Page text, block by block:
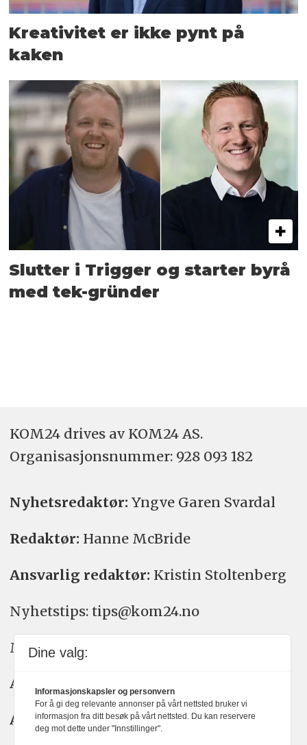
Kreativitet er ikke pynt på
kaken
Slutter i Trigger og starter byrå
med tek-gründer
KOM24 drives av KOM24 AS.
Organisasjons­nummer: 928 093 182
Nyhetsredaktør: Yngve Garen Svardal
Redaktør: Hanne McBride
Ansvarlig redaktør: Kristin Stoltenberg
Nyhetstips: tips@kom24.no
Meninger: meninger@kom24.no
Annonse: annonse@watchmedia.no
Abonnement:kom24@watchmedia.no
Dine valg:
Informasjonskapsler og personvern
For å gi deg relevante annonser på vårt nettsted bruker vi
informasjon fra ditt besøk på vårt nettsted. Du kan reservere
deg mot dette under "Innstillinger".